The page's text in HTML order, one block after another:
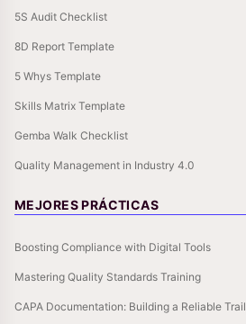
5S Audit Checklist
8D Report Template
5 Whys Template
Skills Matrix Template
Gemba Walk Checklist
Quality Management in Industry 4.0
MEJORES PRÁCTICAS
Boosting Compliance with Digital Tools
Mastering Quality Standards Training
CAPA Documentation: Building a Reliable Trail